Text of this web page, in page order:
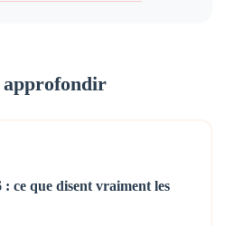
ce que disent vraiment les